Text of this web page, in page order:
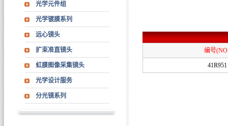
光学元件组
光学镀膜系列
远心镜头
扩束准直镜头
虹膜图像采集镜头
光学设计服务
分光镜系列
编号
41R951